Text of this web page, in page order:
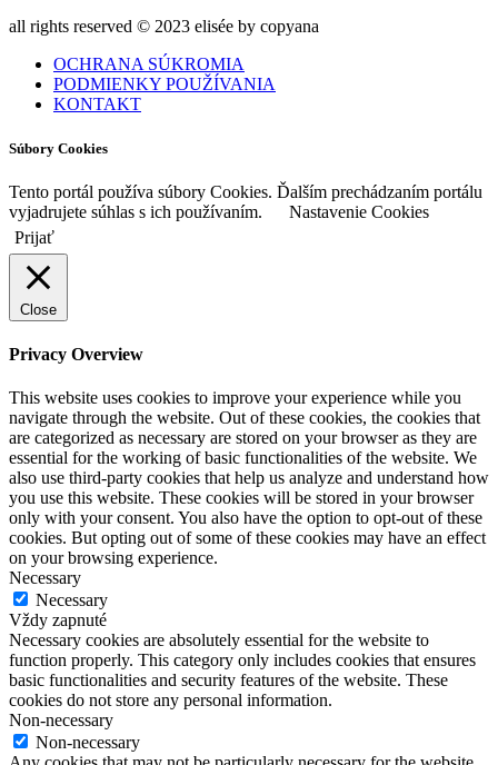
all rights reserved © 2023 elisée by copyana
OCHRANA SÚKROMIA
PODMIENKY POUŽÍVANIA
KONTAKT
Súbory Cookies
Tento portál používa súbory Cookies. Ďalším prechádzaním portálu
vyjadrujete súhlas s ich používaním.
Nastavenie Cookies
Prijať
Close
Privacy Overview
This website uses cookies to improve your experience while you
navigate through the website. Out of these cookies, the cookies that
are categorized as necessary are stored on your browser as they are
essential for the working of basic functionalities of the website. We
also use third-party cookies that help us analyze and understand how
you use this website. These cookies will be stored in your browser
only with your consent. You also have the option to opt-out of these
cookies. But opting out of some of these cookies may have an effect
on your browsing experience.
Necessary
Necessary
Vždy zapnuté
Necessary cookies are absolutely essential for the website to
function properly. This category only includes cookies that ensures
basic functionalities and security features of the website. These
cookies do not store any personal information.
Non-necessary
Non-necessary